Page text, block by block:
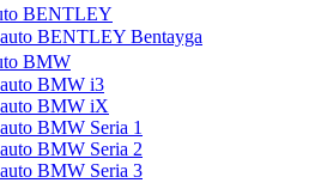
BENTLEY
BENTLEY Bentayga
BMW
BMW i3
auto BMW iX
BMW Seria 1
BMW Seria 2
BMW Seria 3